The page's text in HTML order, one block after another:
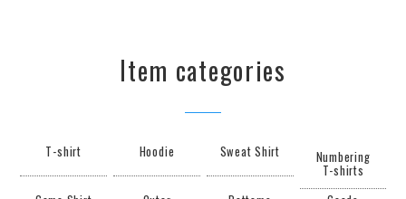
Item categories
T-shirt Hoodie Sweat Shirt Numbering
T-shirts